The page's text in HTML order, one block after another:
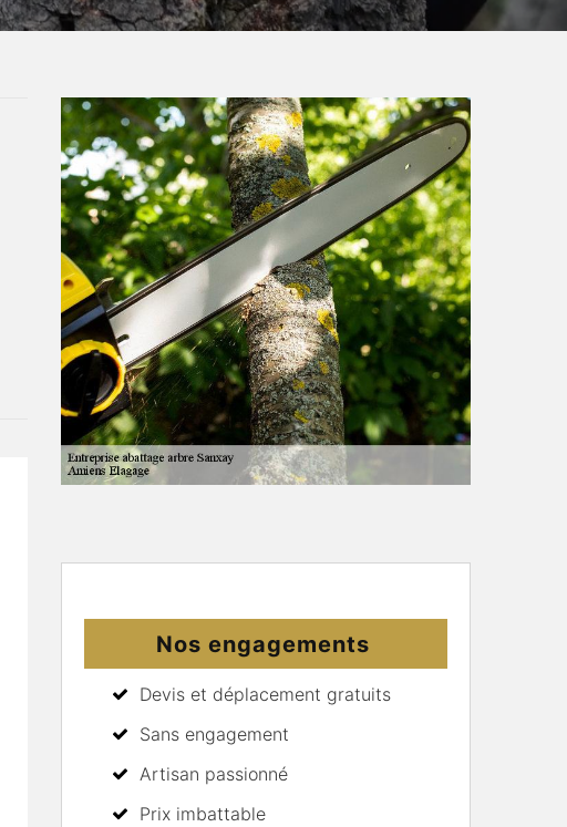
Nos engagements
Devis et déplacement gratuits
Sans engagement
Artisan passionné
Prix imbattable